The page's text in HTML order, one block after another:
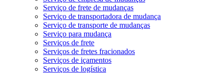
Serviço de frete de mudanças
Serviço de transportadora de mudança
Serviço de transporte de mudanças
Serviço para mudança
Serviços de frete
Serviços de fretes fracionados
Serviços de içamentos
Serviços de logística